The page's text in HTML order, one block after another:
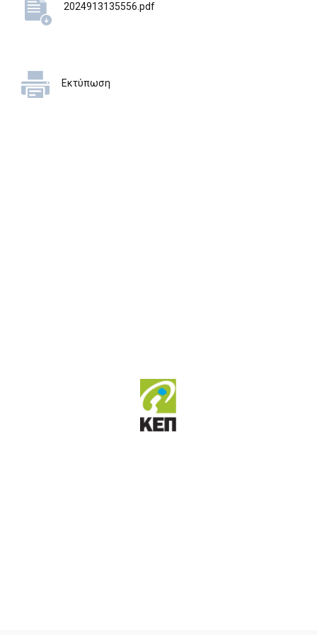
2024913135556.pdf
Εκτύπωση